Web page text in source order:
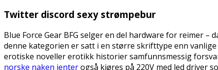
Twitter discord sexy strømpebur
Blue Force Gear BFG selger en del hardware for reimer –
denne kategorien er satt i en større skrifttype enn
erotiske noveller erotikk historier samfunnsmessig
norske naken jenterogså kjøres på 220V med led driver